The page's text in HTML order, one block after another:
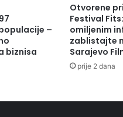
–
biznisa
Otvorene
Festival
omiljenim
zablistajte
Sarajevo
prije 2 dana